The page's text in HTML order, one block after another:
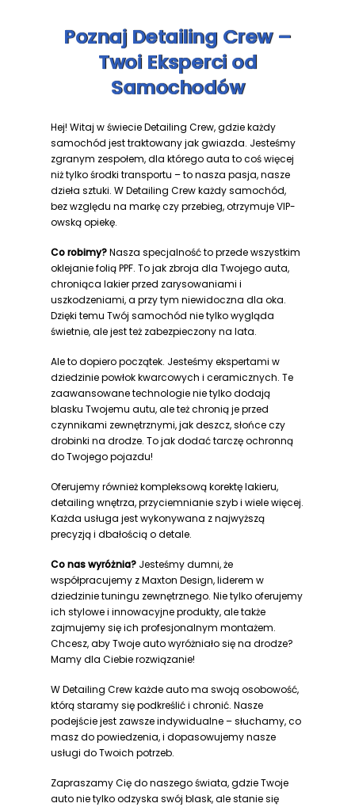
Poznaj Detailing Crew –
Twoi Eksperci od
Samochodów
Hej! Witaj w świecie Detailing Crew, gdzie każdy
samochód jest traktowany jak gwiazda. Jesteśmy
zgranym zespołem, dla którego auta to coś więcej
niż tylko środki transportu – to nasza pasja, nasze
dzieła sztuki. W Detailing Crew każdy samochód,
bez względu na markę czy przebieg, otrzymuje VIP-
owską opiekę.
Co robimy?Nasza specjalność to przede wszystkim
oklejanie folią PPF. To jak zbroja dla Twojego auta,
chroniąca lakier przed zarysowaniami i
uszkodzeniami, a przy tym niewidoczna dla oka.
Dzięki temu Twój samochód nie tylko wygląda
świetnie, ale jest też zabezpieczony na lata.
Ale to dopiero początek. Jesteśmy ekspertami w
dziedzinie powłok kwarcowych i ceramicznych. Te
zaawansowane technologie nie tylko dodają
blasku Twojemu autu, ale też chronią je przed
czynnikami zewnętrznymi, jak deszcz, słońce czy
drobinki na drodze. To jak dodać tarczę ochronną
do Twojego pojazdu!
Oferujemy również kompleksową korektę lakieru,
detailing wnętrza, przyciemnianie szyb i wiele więcej.
Każda usługa jest wykonywana z najwyższą
precyzją i dbałością o detale.
Co nas wyróżnia? Jesteśmy dumni, że
współpracujemy z Maxton Design, liderem w
dziedzinie tuningu zewnętrznego. Nie tylko oferujemy
ich stylowe i innowacyjne produkty, ale także
zajmujemy się ich profesjonalnym montażem.
Chcesz, aby Twoje auto wyróżniało się na drodze?
Mamy dla Ciebie rozwiązanie!
W Detailing Crew każde auto ma swoją osobowość,
którą staramy się podkreślić i chronić. Nasze
podejście jest zawsze indywidualne – słuchamy, co
masz do powiedzenia, i dopasowujemy nasze
usługi do Twoich potrzeb.
Zapraszamy Cię do naszego świata, gdzie Twoje
auto nie tylko odzyska swój blask, ale stanie się